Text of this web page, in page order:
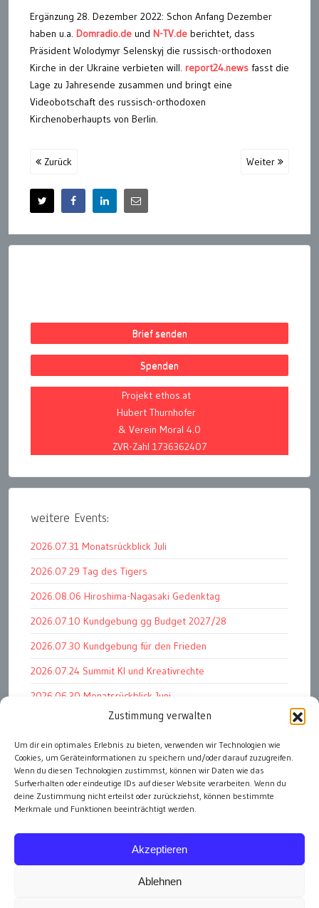
Zustimmung verwalten
Um dir ein optimales Erlebnis zu bieten, verwenden wir Technologien wie
Cookies, um Geräteinformationen zu speichern und/oder darauf zuzugreifen.
Wenn du diesen Technologien zustimmst, können wir Daten wie das
Surfverhalten oder eindeutige IDs auf dieser Website verarbeiten. Wenn du
deine Zustimmung nicht erteilst oder zurückziehst, können bestimmte
Merkmale und Funktionen beeinträchtigt werden.
Akzeptieren
Ablehnen
Ergänzung 28. Dezember 2022: Schon Anfang Dezember
haben u.a. Domradio.de und N-TV.de berichtet, dass
Präsident Wolodymyr Selenskyj die russisch-orthodoxen
Kirche in der Ukraine verbieten will. report24.news fasst die
Lage zu Jahresende zusammen und bringt eine
Videobotschaft des russisch-orthodoxen
Kirchenoberhaupts von Berlin.
Zurück Weiter
Brief senden
Spenden
Projekt ethos.at
Hubert Thurnhofer
& Verein Moral 4.0
ZVR-Zahl 1736362407
weitere Events:
2026.07.31 Monatsrückblick Juli
2026.07.29 Tag des Tigers
2026.08.06 Hiroshima-Nagasaki Gedenktag
2026.07.10 Kundgebung gg Budget 2027/28
2026.07.30 Kundgebung für den Frieden
2026.07.24 Summit KI und Kreativrechte
2026.06.30 Monatsrückblick Juni
2026.07.11 Worauf es letztlich ankommt
2026.07.01 Markenwert Studie 2026
2026.07.07 Open Space im Weltmuseum
alle Events